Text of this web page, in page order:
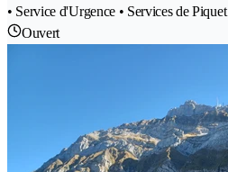
• Service d'Urgence • Services de Piquet
Ouvert